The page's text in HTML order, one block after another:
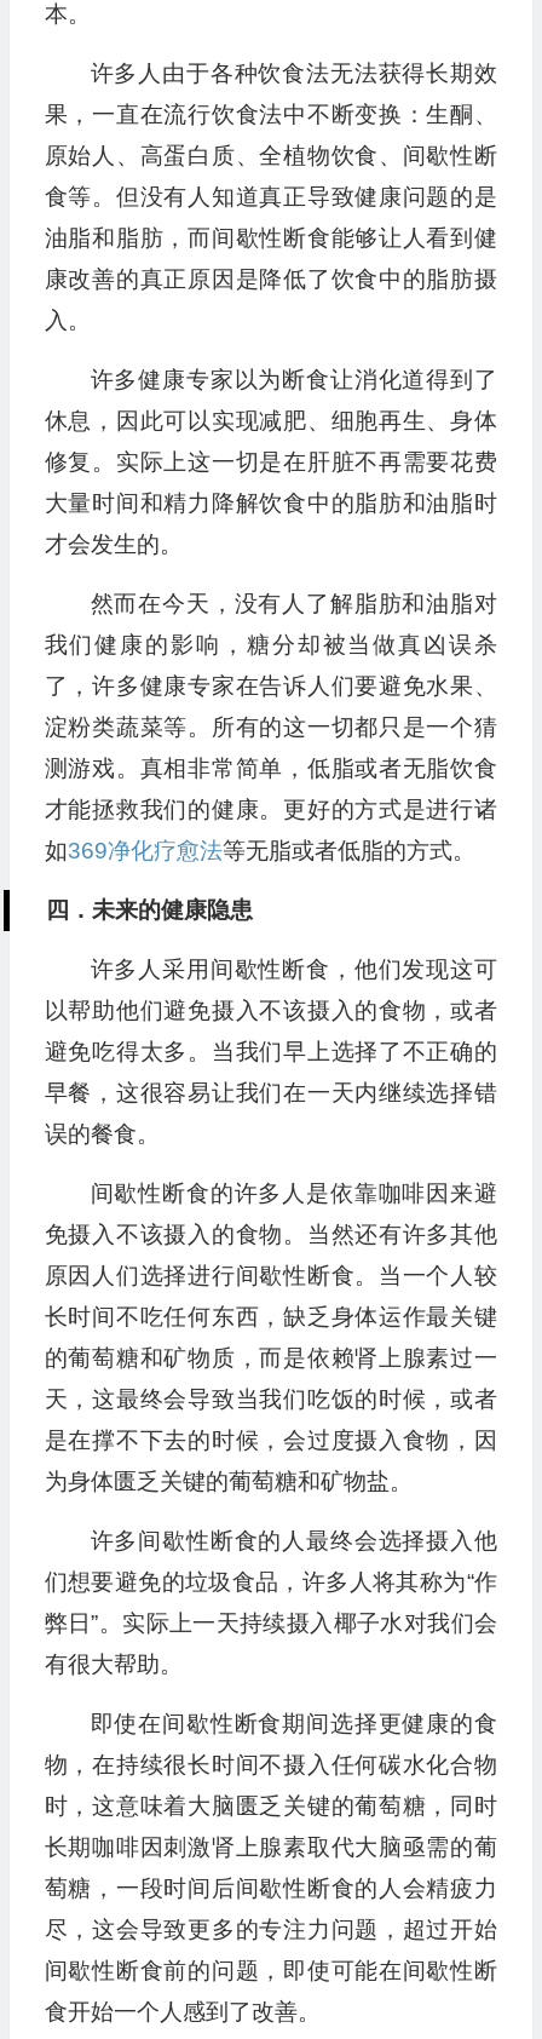
本。
许多人由于各种饮食法无法获得长期效
果，一直在流行饮食法中不断变换：生酮、
原始人、高蛋白质、全植物饮食、间歇性断
食等。但没有人知道真正导致健康问题的是
油脂和脂肪，而间歇性断食能够让人看到健
康改善的真正原因是降低了饮食中的脂肪摄
入。
许多健康专家以为断食让消化道得到了
休息，因此可以实现减肥、细胞再生、身体
修复。实际上这一切是在肝脏不再需要花费
大量时间和精力降解饮食中的脂肪和油脂时
才会发生的。
然而在今天，没有人了解脂肪和油脂对
我们健康的影响，糖分却被当做真凶误杀
了，许多健康专家在告诉人们要避免水果、
淀粉类蔬菜等。所有的这一切都只是一个猜
测游戏。真相非常简单，低脂或者无脂饮食
才能拯救我们的健康。更好的方式是进行诸
如369净化疗愈法等无脂或者低脂的方式。
四．未来的健康隐患
许多人采用间歇性断食，他们发现这可
以帮助他们避免摄入不该摄入的食物，或者
避免吃得太多。当我们早上选择了不正确的
早餐，这很容易让我们在一天内继续选择错
误的餐食。
间歇性断食的许多人是依靠咖啡因来避
免摄入不该摄入的食物。当然还有许多其他
原因人们选择进行间歇性断食。当一个人较
长时间不吃任何东西，缺乏身体运作最关键
的葡萄糖和矿物质，而是依赖肾上腺素过一
天，这最终会导致当我们吃饭的时候，或者
是在撑不下去的时候，会过度摄入食物，因
为身体匮乏关键的葡萄糖和矿物盐。
许多间歇性断食的人最终会选择摄入他
们想要避免的垃圾食品，许多人将其称为“作
弊日”。实际上一天持续摄入椰子水对我们会
有很大帮助。
即使在间歇性断食期间选择更健康的食
物，在持续很长时间不摄入任何碳水化合物
时，这意味着大脑匮乏关键的葡萄糖，同时
长期咖啡因刺激肾上腺素取代大脑亟需的葡
萄糖，一段时间后间歇性断食的人会精疲力
尽，这会导致更多的专注力问题，超过开始
间歇性断食前的问题，即使可能在间歇性断
食开始一个人感到了改善。